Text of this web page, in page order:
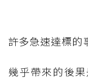
許多急速達標的
幾乎帶來的後